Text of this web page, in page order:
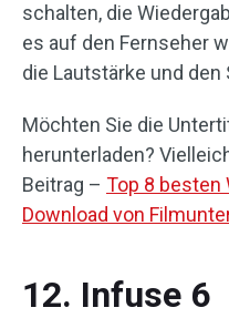
schalten, die
es auf den Fernseher
die Lautstärke und
Möchten Sie die
herunterladen?
Beitrag – Top 8
Download von
12. Infuse 6